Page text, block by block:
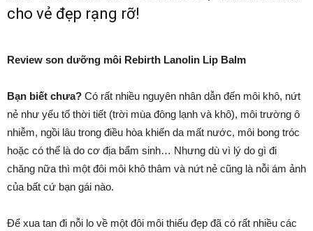
cho vẻ đẹp rạng rỡ!
Review son dưỡng môi Rebirth Lanolin Lip Balm
Bạn biết chưa? Có rất nhiều nguyên nhân dẫn đến môi khô, nứt
nẻ như yếu tố thời tiết (trời mùa đông lạnh và khô), môi trường ô
nhiễm, ngồi lâu trong điều hòa khiến da mất nước, môi bong tróc
hoặc có thể là do cơ địa bẩm sinh… Nhưng dù vì lý do gì đi
chăng nữa thì một đôi môi khô thâm và nứt nẻ cũng là nỗi ám ảnh
của bất cứ bạn gái nào.
Để xua tan đi nỗi lo về một đôi môi thiếu đẹp đã có rất nhiều các